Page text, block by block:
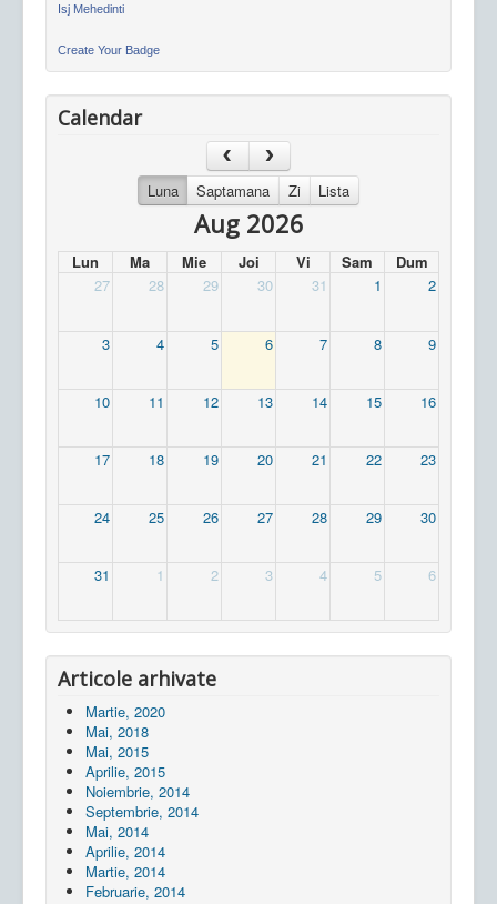
Isj Mehedinti
Create Your Badge
Calendar
Luna Saptamana Zi Lista
Aug 2026
Lun Ma Mie Joi Vi Sam
Dum
27
28 29 30 31 1 2
3 4 5 6 7 8 9
10 11 12 13 14 15 16
17 18 19 20 21 22 23
24 25 26 27 28 29 30
31 1 2 3 4 5 6
Articole arhivate
Martie, 2020
Mai, 2018
Mai, 2015
Aprilie, 2015
Noiembrie, 2014
Septembrie, 2014
Mai, 2014
Aprilie, 2014
Martie, 2014
Februarie, 2014